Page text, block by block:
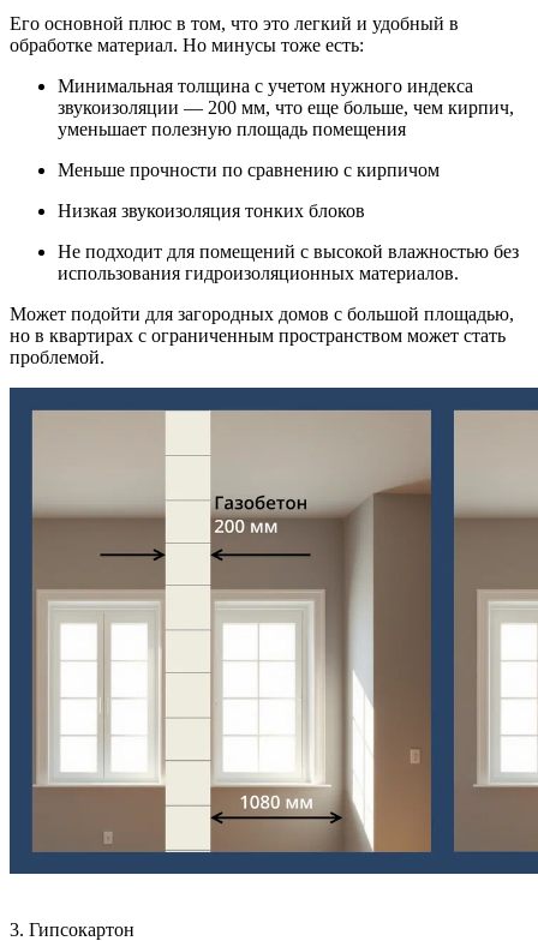
Его основной плюс в том, что это легкий и удобный в
обработке материал. Но минусы тоже есть:
Минимальная толщина с учетом нужного индекса
звукоизоляции — 200 мм, что еще больше, чем кирпич,
уменьшает полезную площадь помещения
Меньше прочности по сравнению с кирпичом
Низкая звукоизоляция тонких блоков
Не подходит для помещений с высокой влажностью без
использования гидроизоляционных материалов.
Может подойти для загородных домов с большой площадью,
но в квартирах с ограниченным пространством может стать
проблемой.
3. Гипсокартон